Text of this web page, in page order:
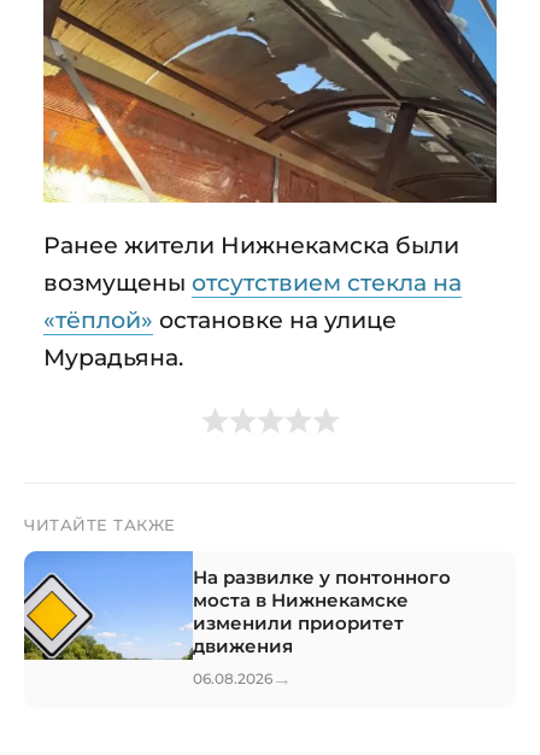
Ранее жители Нижнекамска были
возмущены отсутствием стекла на
«тёплой» остановке на улице
Мурадьяна.
ЧИТАЙТЕ ТАКЖЕ
На развилке у понтонного
моста в Нижнекамске
изменили приоритет
движения
06.08.2026 →